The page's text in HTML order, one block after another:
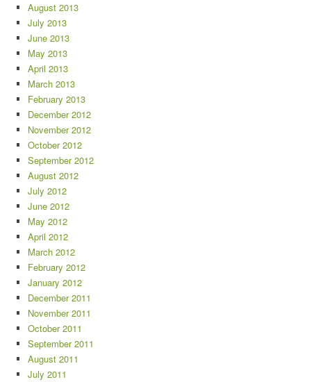
August 2013
July 2013
June 2013
May 2013
April 2013
March 2013
February 2013
December 2012
November 2012
October 2012
September 2012
August 2012
July 2012
June 2012
May 2012
April 2012
March 2012
February 2012
January 2012
December 2011
November 2011
October 2011
September 2011
August 2011
July 2011